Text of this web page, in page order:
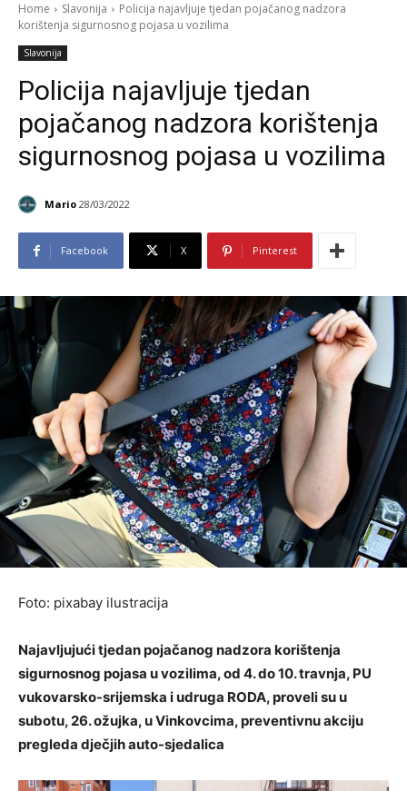
Home Slavonija
Policija najavljuje tjedan pojačanog nadzora
korištenja sigurnosnog pojasa u vozilima
Slavonija
Policija najavljuje tjedan
pojačanog nadzora korištenja
sigurnosnog pojasa u vozilima
Mario 28/03/2022
Facebook X Pinterest
Foto: pixabay ilustracija
Najavljujući tjedan pojačanog nadzora korištenja
sigurnosnog pojasa u vozilima, od 4. do 10. travnja, PU
vukovarsko-srijemska i udruga RODA, proveli su u
subotu, 26. ožujka, u Vinkovcima, preventivnu akciju
pregleda dječjih auto-sjedalica